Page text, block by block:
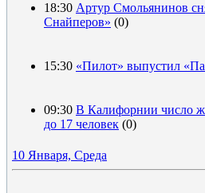
18:30 Артур Смольянинов
Снайперов» (0)
15:30 «Пилот» выпустил
09:30 В Калифорнии число
до 17 человек (0)
10 Января, Среда